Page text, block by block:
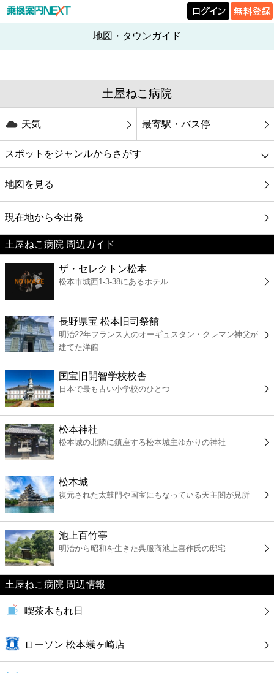
地図・タウンガイド
土屋ねこ病院
天気 最寄駅・バス停
スポットをジャンルからさがす
グルメ
映画
美容
コンビニ
薬局
スーパー
エンタメ
レジャー
書店
ファミレス
カフェ
ショッピング
銀行
公共
地図を見る
現在地から今出発
土屋ねこ病院 周辺ガイド
ザ・セレクトン松本
松本市城西1-3-38にあるホテル
長野県宝 松本旧司祭館
明治22年フランス人のオーギュスタン・クレマン神父が
建てた洋館
国宝旧開智学校校舎
日本で最も古い小学校のひとつ
松本神社
松本城の北隣に鎮座する松本城主ゆかりの神社
松本城
復元された太鼓門や国宝にもなっている天主閣が見所
池上百竹亭
明治から昭和を生きた呉服商池上喜作氏の邸宅
土屋ねこ病院 周辺情報
喫茶木もれ日
ローソン 松本蟻ヶ崎店